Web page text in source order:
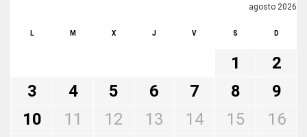
agosto 2026
L M X J V S D
1
2
3
4 5 6 7 8
9
10
11 12 13 14 15
16